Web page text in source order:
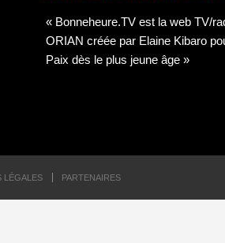
« Bonneheure.TV est la web TV/
ORIAN créée par Elaine Kibaro
Paix dès le plus jeune âge »
LÉGALES PARTENAIRES